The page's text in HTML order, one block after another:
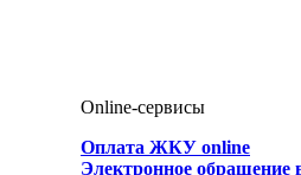
Online-сервисы
Оплата ЖКУ online
Электронное обращение